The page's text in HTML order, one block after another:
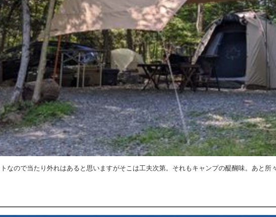
なので当たり外れはあると思いますがそこは工夫次第。それもキャンプの醍醐味。あと所